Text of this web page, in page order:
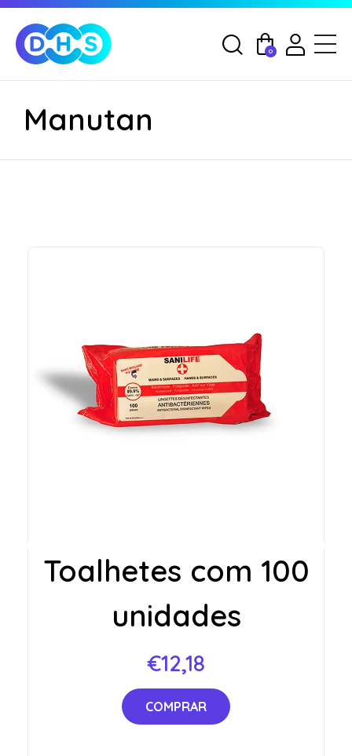
0
Manutan
Toalhetes com 100
unidades
€12,18
COMPRAR